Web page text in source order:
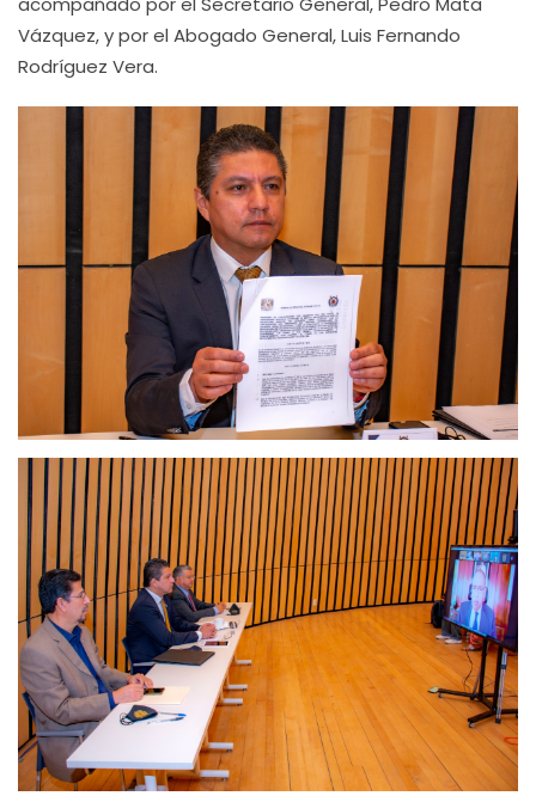
Vázquez, y por el Abogado General, Luis Fernando
Rodríguez Vera.